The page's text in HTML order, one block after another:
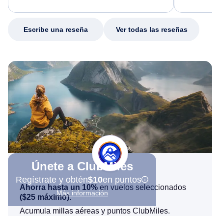
my issue.
Escribe una reseña Ver todas las reseñas
Únete a ClubMiles
Regístrate y obtén$10en puntos
Más información
Ahorra hasta un 10% en vuelos seleccionados
($25 máximo).
Acumula millas aéreas y puntos ClubMiles.